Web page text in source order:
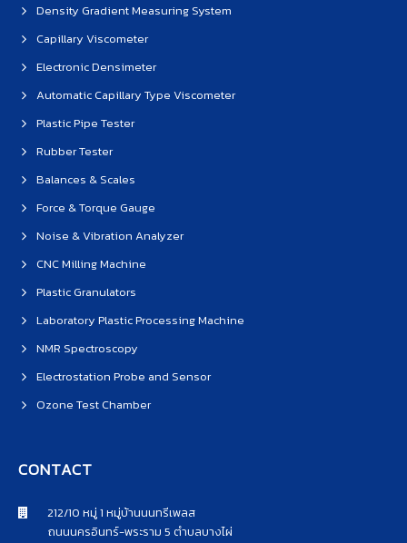
Density Gradient Measuring System
Capillary Viscometer
Electronic Densimeter
Automatic Capillary Type Viscometer
Plastic Pipe Tester
Rubber Tester
Balances & Scales
Force & Torque Gauge
Noise & Vibration Analyzer
CNC Milling Machine
Plastic Granulators
Laboratory Plastic Processing Machine
NMR Spectroscopy
Electrostation Probe and Sensor
Ozone Test Chamber
CONTACT
212/10 หมู่ 1 หมู่บ้านนนทรีเพลส
ถนนนครอินทร์-พระราม 5 ตำบลบางไผ่